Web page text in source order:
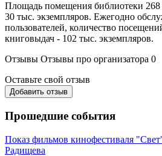
Площадь помещения библиотеки
30 тыс. экземпляров. Ежегодно
пользователей, количество
книговыдач - 102 тыс. экземпляров.
Отзывы Отзывы про организатора 0
Оставьте свой отзыв
Добавить отзыв
Прошедшие события
Показ фильмов кинофестиваля
Радищева